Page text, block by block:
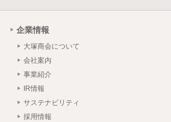
企業情報
大塚商会について
会社案内
事業紹介
IR情報
サステナビリティ
採用情報